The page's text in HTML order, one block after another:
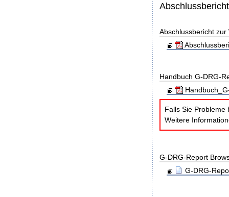
Abschlussbericht
Handbuch G-DRG-
Falls Sie Probleme
Weitere
G-DRG-Report
G-DRG-